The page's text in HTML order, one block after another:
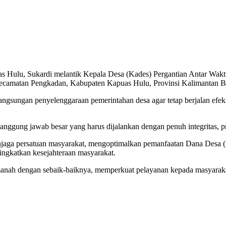
Sukardi melantik Kepala Desa (Kades) Pergantian Antar
Pengkadan, Kabupaten Kapuas Hulu, Provinsi Kalimantan
penyelenggaraan pemerintahan desa agar tetap berjalan
jawab besar yang harus dijalankan dengan penuh integritas,
persatuan masyarakat, mengoptimalkan pemanfaatan Dana
kesejahteraan masyarakat.
dengan sebaik-baiknya, memperkuat pelayanan kepada